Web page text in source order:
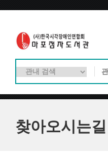
찾아오시는길